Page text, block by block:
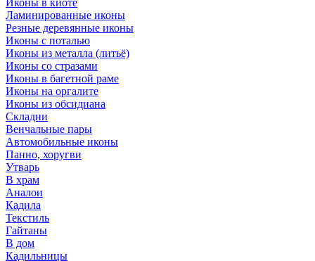
Иконы в киоте
Ламинированные иконы
Резные деревянные иконы
Иконы с поталью
Иконы из металла (литьё)
Иконы со стразами
Иконы в багетной раме
Иконы на оргалите
Иконы из обсидиана
Складни
Венчальные пары
Автомобильные иконы
Панно, хоругви
Утварь
В храм
Аналои
Кадила
Текстиль
Гайтаны
В дом
Кадильницы